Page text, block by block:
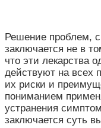
Решение проблем,
заключается не в
что эти лекарства
действуют на всех
их риски и
пониманием
устранения
заключается суть